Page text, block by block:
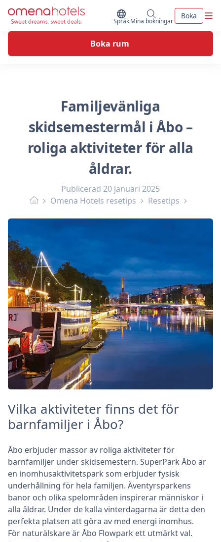
Skip to content
Byt Språk
Språk Mina bokningar
Mina bokningar
Boka
Boka rum
Familjevänliga
skidsemestermål i Åbo –
roliga aktiviteter för alla
åldrar.
Publicerad 20 januari 2025
Omena Hotels resetips
Resetips
Vilka aktiviteter finns det för
barnfamiljer i Åbo?
Åbo erbjuder massor av roliga aktiviteter för
barnfamiljer under skidsemestern. SuperPark Åbo är
en inomhusaktivitetspark som erbjuder fysisk
underhållning för hela familjen. Äventyrsparkens
banor och olika spelområden inspirerar människor i
alla åldrar. Under de kalla vinterdagarna är detta den
perfekta platsen att göra av med energi inomhus.
För naturälskare är Åbo Flowpark ett utmärkt val.